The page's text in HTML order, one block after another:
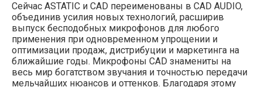
Сейчас ASTATIC и CAD переименованы в CAD AUDIO,
объединив усилия новых технологий, расширив
выпуск бесподобных микрофонов для любого
применения при одновременном упрощении и
оптимизации продаж, дистрибуции и маркетинга на
ближайшие годы. Микрофоны CAD знамениты на
весь мир богатством звучания и точностью передачи
мельчайших нюансов и оттенков. Благодаря этому